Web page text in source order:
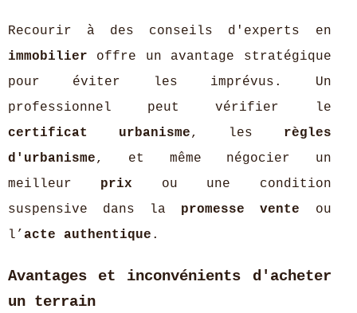
Recourir à des conseils d'experts en
immobilier offre un avantage stratégique
pour éviter les imprévus. Un
professionnel peut vérifier le
certificat urbanisme, les règles
d'urbanisme, et même négocier un
meilleur prix ou une condition
suspensive dans la promesse vente ou
l’ acte authentique .
Avantages et inconvénients d'acheter
un terrain